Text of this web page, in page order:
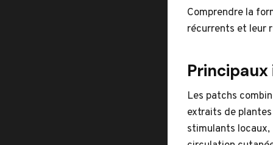
Comprendre la
récurrents et leur
Les patchs
extraits de
stimulants locaux,